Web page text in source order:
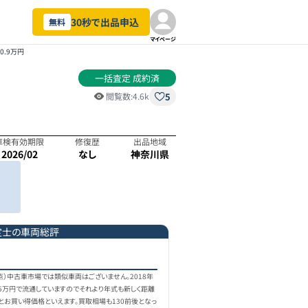
無料 30秒で出品申込
マイページ
万円
一括査定 成約済
閲覧数:4.6k 5
検有効期限
2026/02
修復歴
なし
出品地域
神奈川県
の車両総評
中古車市場では類似車両はございません。2018年
円で流通していますのでそれより年式も新しく距離
お買い得価格といえます。買取相場も130前後となっ